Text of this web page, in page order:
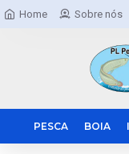
Home Sobre nós
PESCA BOIA